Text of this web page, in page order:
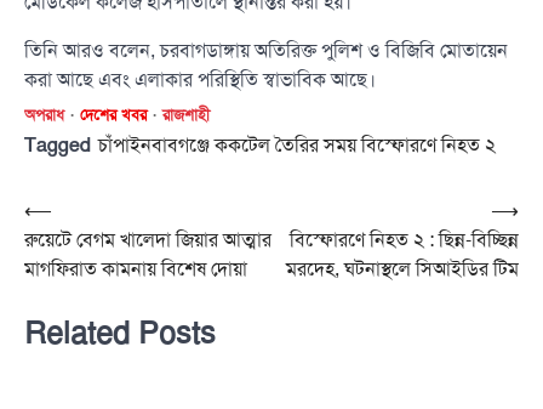
তিনি আরও বলেন, চরবাগডাঙ্গায় অতিরিক্ত পুলিশ ও বিজিবি মোতায়েন
করা আছে এবং এলাকার পরিস্থিতি স্বাভাবিক আছে।
অপরাধ দেশের খবর রাজশাহী
Taggedচাঁপাইনবাবগঞ্জে ককটেল তৈরির সময় বিস্ফোরণে নিহত ২
Post
navigation
⟵
রুয়েটে বেগম খালেদা জিয়ার আত্মার
মাগফিরাত কামনায় বিশেষ দোয়া
বিস্ফোরণে নিহত ২ : ছিন্ন-বিচ্ছিন্ন
মরদেহ, ঘটনাস্থলে সিআইডির টিম
⟶
Related Posts